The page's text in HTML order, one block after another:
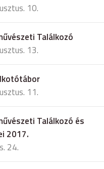
10.
Találkozó
13.
11.
Találkozó és
2017.
24.